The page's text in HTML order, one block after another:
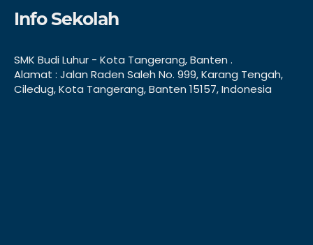
Info Sekolah
SMK Budi Luhur - Kota Tangerang, Banten .
Alamat : Jalan Raden Saleh No. 999, Karang Tengah,
Ciledug, Kota Tangerang, Banten 15157, Indonesia